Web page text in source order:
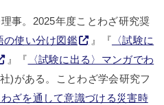
事。2025年度ことわざ研究奨
の使い分け図鑑 』『 〈試験に
』『 〈試験に出る〉マンガでわ
)がある。ことわざ学会研究フ
ざを通して意識づける災害時